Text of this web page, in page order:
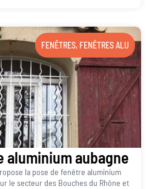
FENÊTRES, FENÊTRES ALU
aluminium aubagne
la pose de fenêtre aluminium
le secteur des Bouches du Rhône et